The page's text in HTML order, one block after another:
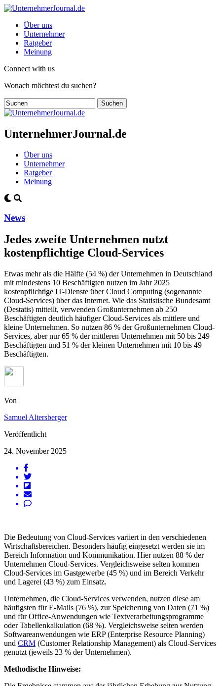
Über uns
Unternehmer
Ratgeber
Meinung
Connect with us
Wonach möchtest du suchen?
UnternehmerJournal.de
Über uns
Unternehmer
Ratgeber
Meinung
News
Jedes zweite Unternehmen nutzt
kostenpflichtige Cloud-Services
Etwas mehr als die Hälfte (54 %) der Unternehmen in Deutschland
mit mindestens 10 Beschäftigten nutzen im Jahr 2025
kostenpflichtige IT-Dienste über Cloud Computing (sogenannte
Cloud-Services) über das Internet. Wie das Statistische Bundesamt
(Destatis) mitteilt, verwenden Großunternehmen ab 250
Beschäftigten deutlich häufiger Cloud-Services als mittlere und
kleine Unternehmen. So nutzen 86 % der Großunternehmen Cloud-
Services, aber nur 65 % der mittleren Unternehmen mit 50 bis 249
Beschäftigten und 51 % der kleinen Unternehmen mit 10 bis 49
Beschäftigten.
Von
Samuel Altersberger
Veröffentlicht
24. November 2025
Die Bedeutung von Cloud-Services variiert in den verschiedenen
Wirtschaftsbereichen. Besonders häufig eingesetzt werden sie im
Bereich Information und Kommunikation. Hier nutzen 88 % der
Unternehmen Cloud-Services. Vergleichsweise selten kommen
Cloud-Services im Gastgewerbe (45 %) und im Bereich Verkehr
und Lagerei (43 %) zum Einsatz.
Unternehmen, die Cloud-Services verwenden, nutzen diese am
häufigsten für E-Mails (76 %), zur Speicherung von Daten (71 %)
und für Office-Anwendungen wie Textverarbeitungsprogramme
oder Tabellenkalkulation (68 %). Vergleichsweise selten werden
Softwareanwendungen wie ERP (Enterprise Resource Planning)
und CRM (Customer Relationship Management) als Cloud-Services
genutzt (jeweils 23 % der Unternehmen).
Methodische Hinweise: